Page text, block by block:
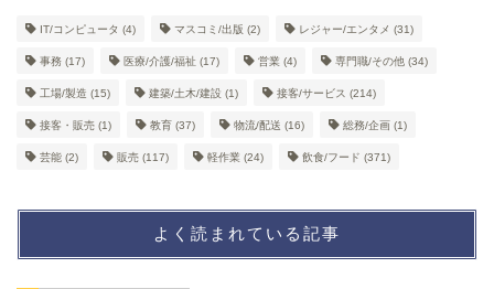
IT/コンピュータ (4) マスコミ/出版 (2) レジャー/エンタメ (31)
事務 (17) 医療/介護/福祉 (17) 営業 (4) 専門職/その他 (34)
工場/製造 (15) 建築/土木/建設 (1) 接客/サービス (214)
接客・販売 (1) 教育 (37) 物流/配送 (16) 総務/企画 (1)
芸能 (2) 販売 (117) 軽作業 (24) 飲食/フード (371)
よく読まれている記事